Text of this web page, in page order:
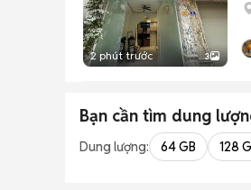
2 phút trước 3
Bạn cần tìm dung
Dung lượng: 64 GB 128